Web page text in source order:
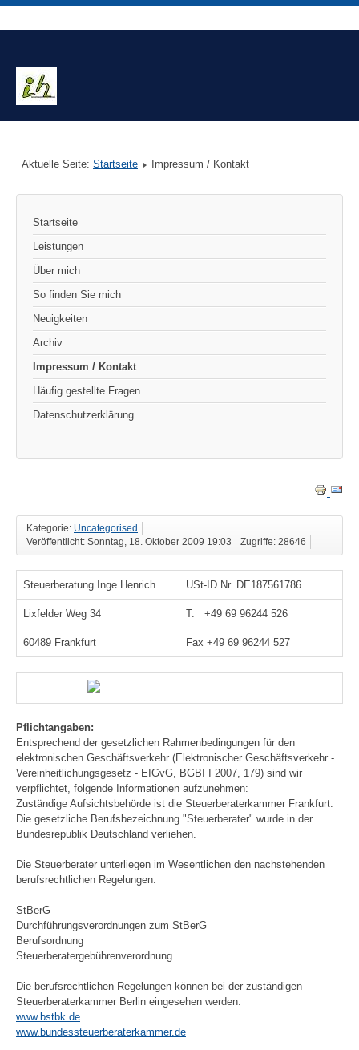
Aktuelle Seite: Startseite Impressum / Kontakt
Startseite
Leistungen
Über mich
So finden Sie mich
Neuigkeiten
Archiv
Impressum / Kontakt
Häufig gestellte Fragen
Datenschutzerklärung
Kategorie: Uncategorised
Veröffentlicht: Sonntag, 18. Oktober 2009 19:03
Zugriffe: 28646
Steuerberatung Inge Henrich USt-ID Nr. DE187561786
Lixfelder Weg 34 T. +49 69 96244 526
60489 Frankfurt Fax +49 69 96244 527
Pflichtangaben:
Entsprechend der gesetzlichen Rahmenbedingungen für den
elektronischen Geschäftsverkehr (Elektronischer Geschäftsverkehr -
Vereinheitlichungsgesetz - EIGvG, BGBI I 2007, 179) sind wir
verpflichtet, folgende Informationen aufzunehmen:
Zuständige Aufsichtsbehörde ist die Steuerberaterkammer Frankfurt.
Die gesetzliche Berufsbezeichnung "Steuerberater" wurde in der
Bundesrepublik Deutschland verliehen.
Die Steuerberater unterliegen im Wesentlichen den nachstehenden
berufsrechtlichen Regelungen:
StBerG
Durchführungsverordnungen zum StBerG
Berufsordnung
Steuerberatergebührenverordnung
Die berufsrechtlichen Regelungen können bei der zuständigen
Steuerberaterkammer Berlin eingesehen werden:
www.bstbk.de
www.bundessteuerberaterkammer.de